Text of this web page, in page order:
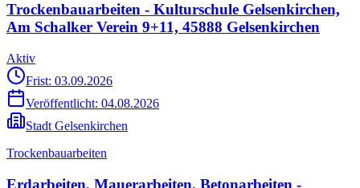
Trockenbauarbeiten - Kulturschule Gelsenkirchen,
Am Schalker Verein 9+11, 45888 Gelsenkirchen
Aktiv
Frist: 03.09.2026
Veröffentlicht: 04.08.2026
Stadt Gelsenkirchen
Trockenbauarbeiten
Erdarbeiten, Mauerarbeiten, Betonarbeiten -